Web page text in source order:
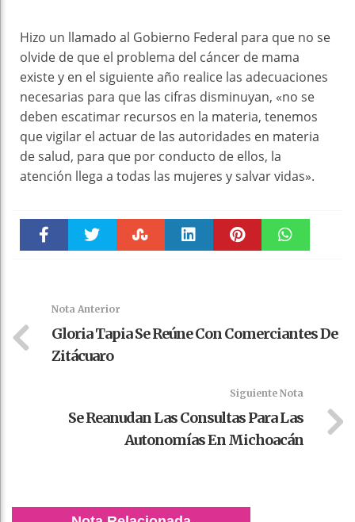
Hizo un llamado al Gobierno Federal para que no se
olvide de que el problema del cáncer de mama
existe y en el siguiente año realice las adecuaciones
necesarias para que las cifras disminuyan, «no se
deben escatimar recursos en la materia, tenemos
que vigilar el actuar de las autoridades en materia
de salud, para que por conducto de ellos, la
atención llega a todas las mujeres y salvar vidas».
Nota Anterior
Gloria Tapia Se Reúne Con Comerciantes De
Zitácuaro
Siguiente Nota
Se Reanudan Las Consultas Para Las
Autonomías En Michoacán